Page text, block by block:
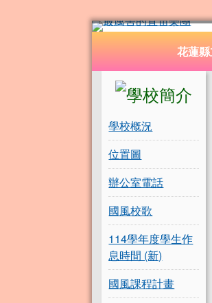
花蓮縣立國風國
導覽列 花蓮
左邊區域
學校概況
位置圖
辦公室電話
國風校歌
114學年度學生作
息時間 (新)
國風課程計畫
頁尾區域